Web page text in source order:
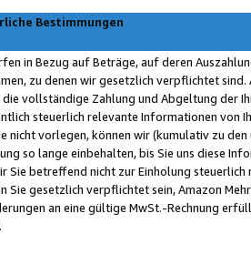
Bestimmungen
in Bezug auf Beträge, auf deren
zu denen wir gesetzlich verpflichtet
vollständige Zahlung und Abgeltung der
steuerlich relevante Informationen von
nicht vorlegen, können wir (kumulativ zu
so lange einbehalten, bis Sie uns diese
Sie betreffend nicht zur Einholung
Sie gesetzlich verpflichtet sein, Amazon
an eine gültige MwSt.-Rechnung